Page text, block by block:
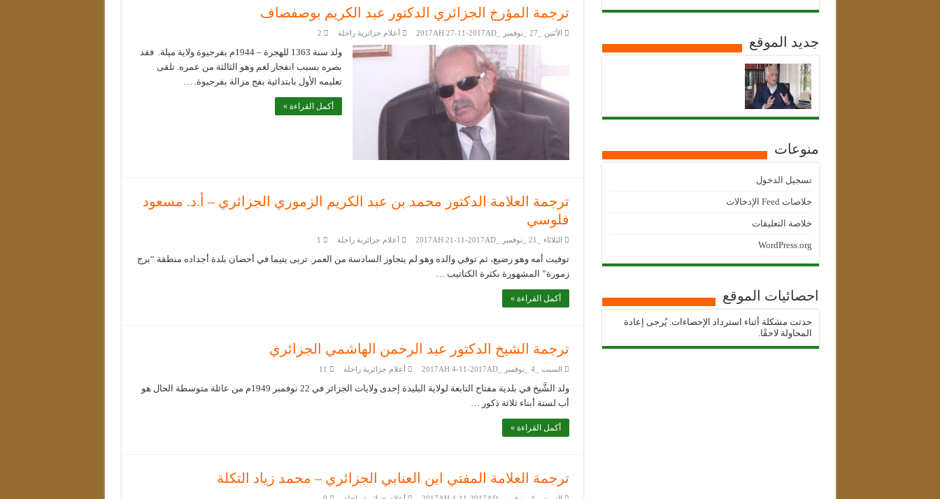
ترجمة المؤرخ الجزائري الدكتور عبد الكريم بوصفصاف
الأثنين _27 _نوفمبر _2017AH 27-11-2017AD أعلام جزائرية راحلة 2
ولد سنة 1363 للهجرة – 1944م بفرجيوة ولاية ميلة. فقد
بصره بسبب انفجار لغم وهو الثالثة من عمره. تلقى
تعليمه الأول بابتدائية بفج مزالة بفرجيوة. …
أكمل القراءة »
ترجمة العلامة الدكتور محمد بن عبد الكريم الزموري الجزائري – أ.د. مسعود
فلوسي
الثلاثاء _21 _نوفمبر _2017AH 21-11-2017AD أعلام جزائرية راحلة 1
توفيت أمه وهو رضيع، ثم توفي والده وهو لم يتجاوز السادسة من العمر. تربى يتيما في أحضان بلدة أجداده منطقة “برج
زمورة” المشهورة بكثرة الكتاتيب …
أكمل القراءة »
ترجمة الشيخ الدكتور عبد الرحمن الهاشمي الجزائري
السبت _4 _نوفمبر _2017AH 4-11-2017AD أعلام جزائرية راحلة 11
ولد الشَّيخ في بلدية مفتاح التابعة لولاية البليدة إحدى ولايات الجزائر في 22 نوفمبر 1949م من عائلة متوسطة الحال هو
أب لستة أبناء ثلاثة ذكور …
أكمل القراءة »
ترجمة العلامة المفتي ابن العنابي الجزائري – محمد زياد التكلة
جديد الموقع
منوعات
تسجيل الدخول
خلاصات Feed الإدخالات
خلاصة التعليقات
WordPress.org
احصائيات الموقع
حدثت مشكلة أثناء استرداد الإحصاءات. يُرجى إعادة
المحاولة لاحقًا.